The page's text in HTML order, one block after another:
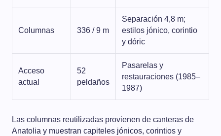
Columnas 336 / 9 m
Separación 4,8 m;
estilos jónico, corintio
y dóric
Acceso
actual
52
peldaños
Pasarelas y
restauraciones (1985–
1987)
Las columnas reutilizadas provienen de canteras de
Anatolia y muestran capiteles jónicos, corintios y